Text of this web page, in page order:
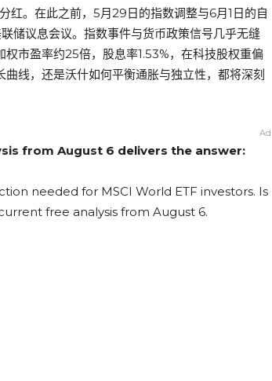
红。在此之前，5月29日的指数调整与6月1日的自
储议息会议。指数事件与货币政策信号几乎无缝
市盈率约25倍，股息率1.53%，在科技股权重偏
线，还是沃什如何平衡通胀与独立性，都将深刻
Ad
from August 6 delivers the answer:
needed for MSCI World ETF investors. Is
free analysis from August 6.